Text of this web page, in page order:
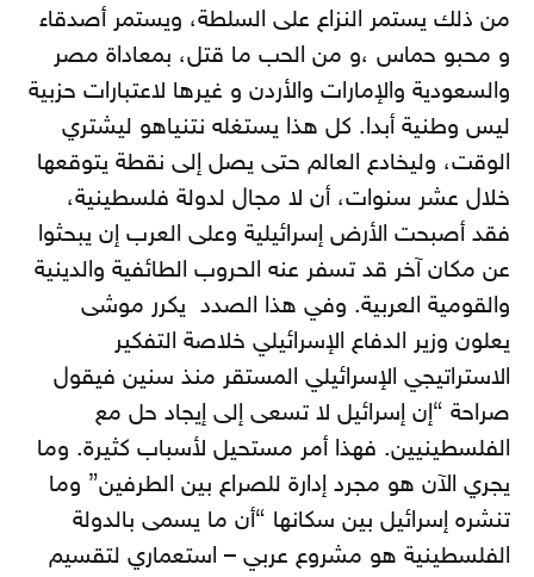
من ذلك يستمر النزاع على السلطة، ويستمر أصدقاء
و محبو حماس ،و من الحب ما قتل، بمعاداة مصر
والسعودية والإمارات والأردن و غيرها لاعتبارات حزبية
ليس وطنية أبدا. كل هذا يستغله نتنياهو ليشتري
الوقت، وليخادع العالم حتى يصل إلى نقطة يتوقعها
خلال عشر سنوات، أن لا مجال لدولة فلسطينية،
فقد أصبحت الأرض إسرائيلية وعلى العرب إن يبحثوا
عن مكان آخر قد تسفر عنه الحروب الطائفية والدينية
والقومية العربية. وفي هذا الصدد يكرر موشى
يعلون وزير الدفاع الإسرائيلي خلاصة التفكير
الاستراتيجي الإسرائيلي المستقر منذ سنين فيقول
صراحة “إن إسرائيل لا تسعى إلى إيجاد حل مع
الفلسطينيين. فهذا أمر مستحيل لأسباب كثيرة. وما
يجري الآن هو مجرد إدارة للصراع بين الطرفين” وما
تنشره إسرائيل بين سكانها “أن ما يسمى بالدولة
الفلسطينية هو مشروع عربي – استعماري لتقسيم